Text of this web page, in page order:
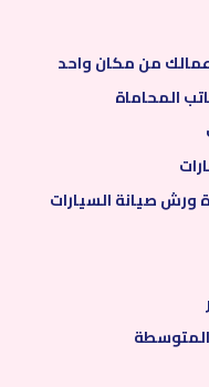
المحاماة
ورش صيانة السيارات